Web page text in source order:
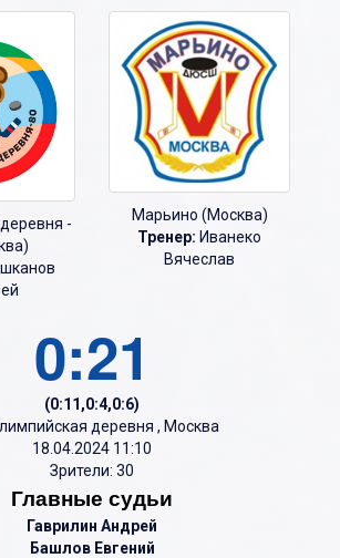
-
Марьино (Москва)
Тренер: Иванеко
Вячеслав
0:21
(0:11,0:4,0:6)
деревня , Москва
18.04.2024 11:10
Зрители: 30
Главные судьи
Гаврилин Андрей
Башлов Евгений